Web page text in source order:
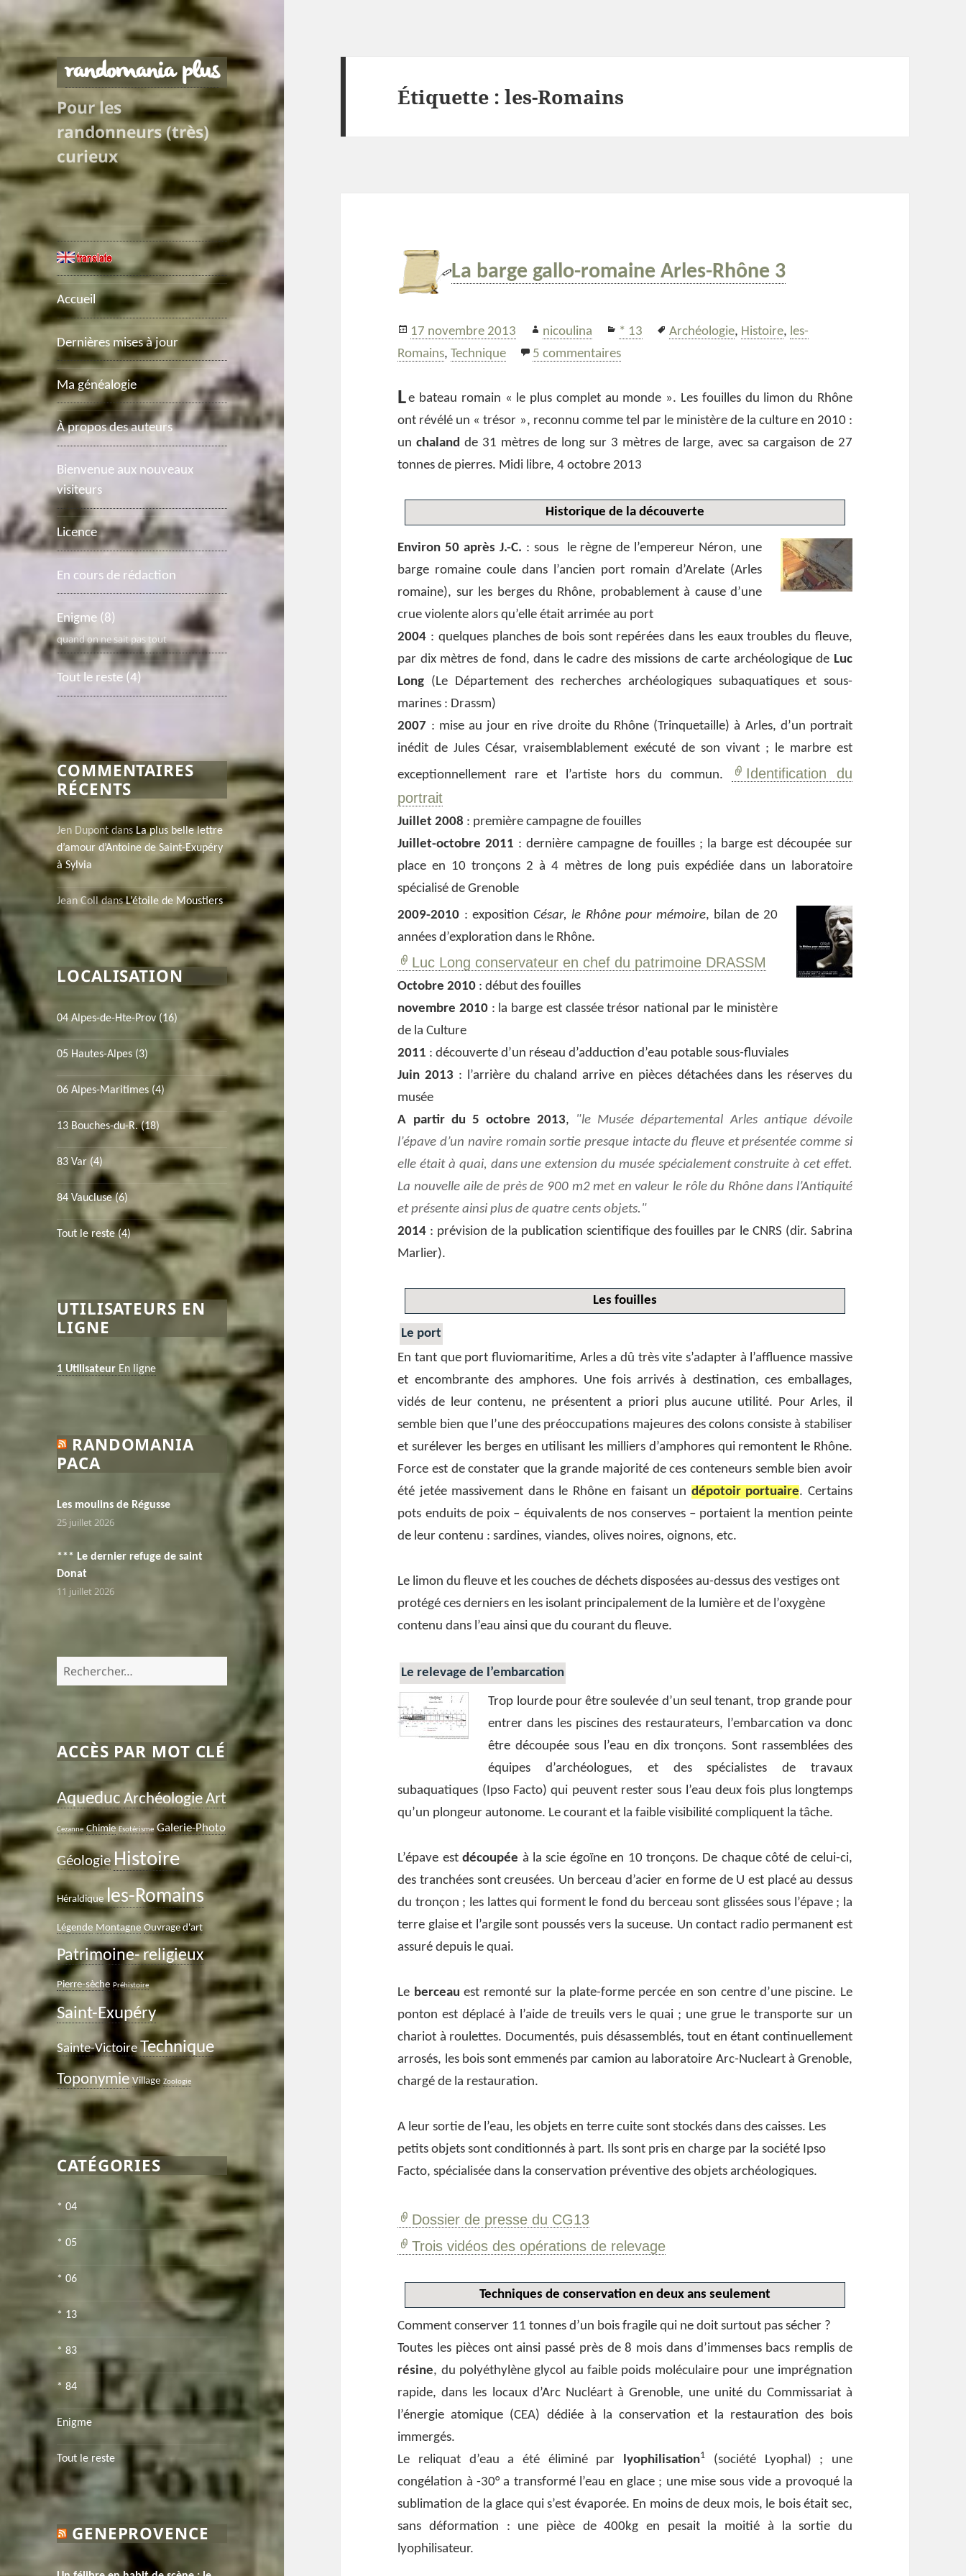
randomania plus
Pour les
randonneurs (très)
curieux
Accueil
Dernières mises à jour
Ma généalogie
À propos des auteurs
Bienvenue aux nouveaux
visiteurs
Licence
En cours de rédaction
Enigme (8)
quand on ne sait pas tout
Tout le reste (4)
COMMENTAIRES
RÉCENTS
Jen Dupont dans La plus belle lettre
d’amour d’Antoine de Saint-Exupéry
à Sylvia
Jean ColldansL’étoile de Moustiers
LOCALISATION
04 Alpes-de-Hte-Prov (16)
05 Hautes-Alpes (3)
06 Alpes-Maritimes (4)
13 Bouches-du-R.(18)
83 Var (4)
84 Vaucluse(6)
Tout le reste(4)
UTILISATEURS EN
LIGNE
1 Utilisateur En ligne
RANDOMANIA
PACA
Les moulins de Régusse
25 juillet 2026
*** Le dernier refuge de saint
Donat
11 juillet 2026
Rechercher :
ACCÈS PAR MOT CLÉ
Aqueduc ArchéologieArt
Cezanne Chimie Esotérisme Galerie-Photo
Géologie Histoire
Héraldique les-Romains
Légende Montagne Ouvrage d'art
Patrimoine- religieux
Pierre-sèche Préhistoire
Saint-Exupéry
Sainte-Victoire Technique
Toponymie Village Zoologie
CATÉGORIES
* 04
* 05
* 06
* 13
* 83
* 84
Enigme
Tout le reste
GENEPROVENCE
Étiquette :les-Romains
La barge gallo-romaine Arles-Rhône 3
Publié
le
17 novembre 2013 Auteur
nicoulina Catégories
* 13
Mots-
Archéologie, Histoire, les-
Romains,Technique 5 commentairessur La barge gallo-romaine Arles-Rhône 3
Le bateau romain « le plus complet au monde ». Les fouilles du limon du Rhône
ont révélé un « trésor », reconnu comme tel par le ministère de la culture en 2010 :
unchaland de 31 mètres de long sur 3 mètres de large, avec sa cargaison de 27
tonnes de pierres. Midi libre, 4 octobre 2013
Historique de la découverte
Environ 50 après J.-C. : sous le règne de l’empereur Néron, une
barge romaine coule dans l’ancien port romain d’Arelate (Arles
romaine), sur les berges du Rhône, probablement à cause d’une
crue violente alors qu’elle était arrimée au port
2004 : quelques planches de bois sont repérées dans les eaux troubles du fleuve,
par dix mètres de fond, dans le cadre des missions de carte archéologique de Luc
Long (Le Département des recherches archéologiques subaquatiques et sous-
marines : Drassm)
2007 : mise au jour en rive droite du Rhône (Trinquetaille) à Arles, d’un portrait
inédit de Jules César, vraisemblablement exécuté de son vivant ; le marbre est
exceptionnellement rare et l’artiste hors du commun.
Identification du
portrait
Juillet 2008 : première campagne de fouilles
Juillet-octobre 2011 : dernière campagne de fouilles ; la barge est découpée sur
place en 10 tronçons 2 à 4 mètres de long puis expédiée dans un laboratoire
spécialisé de Grenoble
2009-2010 : expositionCésar, le Rhône pour mémoire, bilan de 20
années d’exploration dans le Rhône.
Luc Long conservateur en chef du patrimoine DRASSM
Octobre 2010 : début des fouilles
novembre 2010 : la barge est classée trésor national par le ministère
de la Culture
2011 : découverte d’un réseau d’adduction d’eau potable sous-fluviales
Juin 2013 : l’arrière du chaland arrive en pièces détachées dans les réserves du
musée
A partir du 5 octobre 2013,
le Musée départemental Arles antique dévoile
l’épave d’un navire romain sortie presque intacte du fleuve et présentée comme si
elle était à quai, dans une extension du musée spécialement construite à cet effet.
La nouvelle aile de près de 900 m2 met en valeur le rôle du Rhône dans l’Antiquité
et présente ainsi plus de quatre cents objets.
2014 : prévision de la publication scientifique des fouilles par le CNRS (dir. Sabrina
Marlier).
Les fouilles
Le port
En tant que port fluviomaritime, Arles a dû très vite s’adapter à l’affluence massive
et encombrante des amphores. Une fois arrivés à destination, ces emballages,
vidés de leur contenu, ne présentent a priori plus aucune utilité. Pour Arles, il
semble bien que l’une des préoccupations majeures des colons consiste à stabiliser
et surélever les berges en utilisant les milliers d’amphores qui remontent le Rhône.
Force est de constater que la grande majorité de ces conteneurs semble bien avoir
été jetée massivement dans le Rhône en faisant un dépotoir portuaire. Certains
pots enduits de poix – équivalents de nos conserves – portaient la mention peinte
de leur contenu : sardines, viandes, olives noires, oignons, etc.
Le limon du fleuve et les couches de déchets disposées au-dessus des vestiges ont
protégé ces derniers en les isolant principalement de la lumière et de l’oxygène
contenu dans l’eau ainsi que du courant du fleuve.
Le relevage de l’embarcation
Trop lourde pour être soulevée d’un seul tenant, trop grande pour
entrer dans les piscines des restaurateurs, l’embarcation va donc
être découpée sous l’eau en dix tronçons. Sont rassemblées des
équipes d’archéologues, et des spécialistes de travaux
subaquatiques (Ipso Facto) qui peuvent rester sous l’eau deux fois plus longtemps
qu’un plongeur autonome. Le courant et la faible visibilité compliquent la tâche.
L’épave estdécoupée à la scie égoïne en 10 tronçons. De chaque côté de celui-ci,
des tranchées sont creusées. Un berceau d’acier en forme de U est placé au dessus
du tronçon ; les lattes qui forment le fond du berceau sont glissées sous l’épave ; la
terre glaise et l’argile sont poussés vers la suceuse. Un contact radio permanent est
assuré depuis le quai.
Le berceau est remonté sur la plate-forme percée en son centre d’une piscine. Le
ponton est déplacé à l’aide de treuils vers le quai ; une grue le transporte sur un
chariot à roulettes. Documentés, puis désassemblés, tout en étant continuellement
arrosés, les bois sont emmenés par camion au laboratoire Arc-Nucleart à Grenoble,
chargé de la restauration.
A leur sortie de l’eau, les objets en terre cuite sont stockés dans des caisses. Les
petits objets sont conditionnés à part. Ils sont pris en charge par la société Ipso
Facto, spécialisée dans la conservation préventive des objets archéologiques.
Dossier de presse du CG13
Trois vidéos des opérations de relevage
Techniques de conservation en deux ans seulement
Comment conserver 11 tonnes d’un bois fragile qui ne doit surtout pas sécher ?
Toutes les pièces ont ainsi passé près de 8 mois dans d’immenses bacs remplis de
résine, du polyéthylène glycol au faible poids moléculaire pour une imprégnation
rapide, dans les locaux d’Arc Nucléart à Grenoble, une unité du Commissariat à
l’énergie atomique (CEA) dédiée à la conservation et la restauration des bois
immergés.
Le reliquat d’eau a été éliminé par lyophilisation1
(société Lyophal) ; une
congélation à -30° a transformé l’eau en glace ; une mise sous vide a provoqué la
sublimation de la glace qui s’est évaporée. En moins de deux mois, le bois était sec,
sans déformation : une pièce de 400kg en pesait la moitié à la sortie du
lyophilisateur.